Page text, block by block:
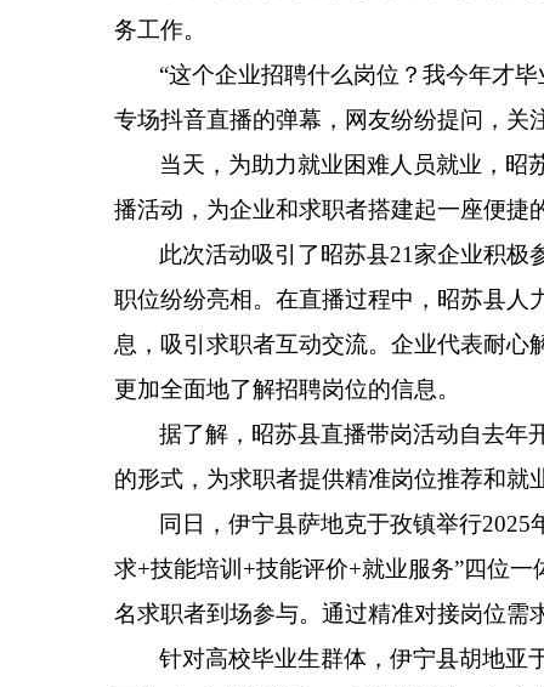
务工作。
“这个企业招聘什么岗位？我今年才
专场抖音直播的弹幕，网友纷纷提问，关
当天，为助力就业困难人员就业，昭
播活动，为企业和求职者搭建起一座便捷
此次活动吸引了昭苏县21 家企业积极
职位纷纷亮相。在直播过程中，昭苏县人
息，吸引求职者互动交流。企业代表耐
更加全面地了解招聘岗位的信息。
据了解，昭苏县直播带岗活动自去年
的形式，为求职者提供精准岗位推荐和
同日，伊宁县萨地克于孜镇举行2025
求+技能培训 +技能评价+就业服务”四位一
名求职者到场参与。通过精准对接岗位需
针对高校毕业生群体，伊宁县胡地亚